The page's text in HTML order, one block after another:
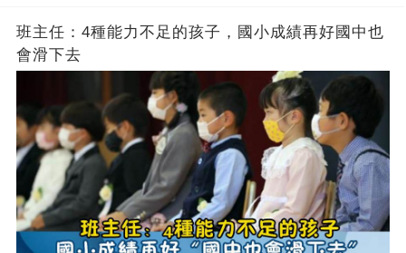
班主任：4種能力不足的孩子，國小成績再好國中也
會滑下去